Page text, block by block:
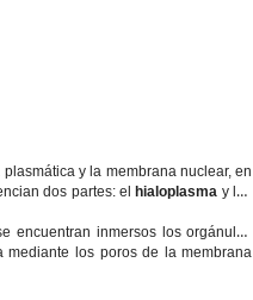
y la membrana nuclear, en
dos partes: el
hialoplasma y los
encuentran inmersos los orgánulos
los poros de la membrana